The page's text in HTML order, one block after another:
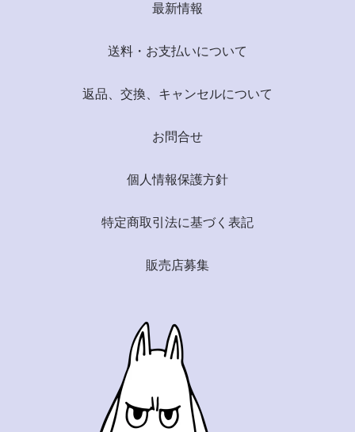
最新情報
送料・お支払いについて
返品、交換、キャンセルについて
お問合せ
個人情報保護方針
特定商取引法に基づく表記
販売店募集